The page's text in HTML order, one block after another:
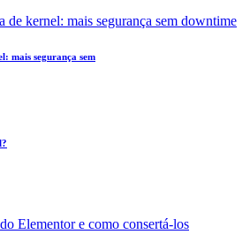
mais segurança sem